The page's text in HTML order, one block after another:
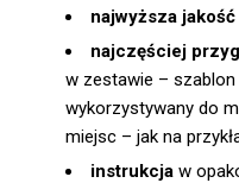
najwyższa jakość
najczęściej
w zestawie –
wykorzystywany do
miejsc – jak na
instrukcja w